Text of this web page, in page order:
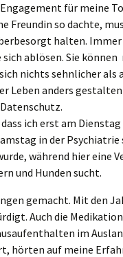
für meine
Freundin so dachte,
halten.
ablösen. Sie
nichts sehnlicher
Leben anders
ich erst am
in der
während hier eine
und Hunden sucht.
gemacht. Mit den
Auch die
im
hörten auf meine